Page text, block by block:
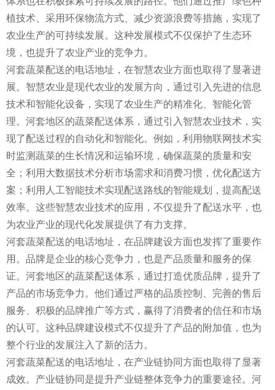
植技术、采用环保物流方式、减少资源浪费等措施，实现了
农业生产的可持续发展。这种发展模式不仅保护了生态环
境，也提升了农业产业的竞争力。
河套蔬菜配送的电话地址，在智慧农业方面也取得了显著进
展。智慧农业是现代农业的发展方向，通过引入先进的信息
技术和智能化设备，实现了农业生产的精准化、智能化管
理。河套地区的蔬菜配送体系，通过引入智慧农业技术，实
现了配送过程的自动化和智能化。例如，利用物联网技术实
时监测蔬菜的生长情况和运输环境，确保蔬菜的质量和安
全；利用大数据技术分析市场需求和消费习惯，优化配送方
案；利用人工智能技术实现配送路线的智能规划，提高配送
效率。这些智慧农业技术的应用，不仅提升了配送水平，也
为农业产业的现代化发展提供了有力支撑。
河套蔬菜配送的电话地址，在品牌建设方面也发挥了重要作
用。品牌是企业的核心竞争力，也是产品质量和服务的保
证。河套地区的蔬菜配送体系，通过打造优质品牌，提升了
产品的市场竞争力。他们通过严格的品质控制、完善的售后
服务、积极的品牌推广等方式，赢得了消费者的信任和市场
的认可。这种品牌建设模式不仅提升了产品的附加值，也为
整个行业的发展注入了新的活力。
河套蔬菜配送的电话地址，在产业链协同方面也取得了显著
成效。产业链协同是提升产业链整体竞争力的重要途径。河